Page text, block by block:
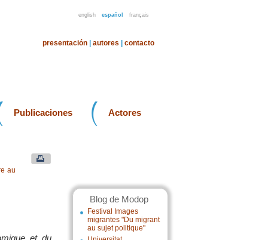
english español français
presentación autores contacto
Publicaciones Actores
Blog de Modop
Festival Images
migrantes "Du migrant
au sujet politique"
au
et du